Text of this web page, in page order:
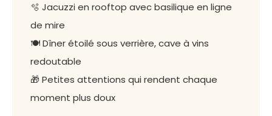
🫧 Jacuzzi en rooftop avec basilique en ligne
de mire
🍽️ Dîner étoilé sous verrière, cave à vins
redoutable
🎁 Petites attentions qui rendent chaque
moment plus doux